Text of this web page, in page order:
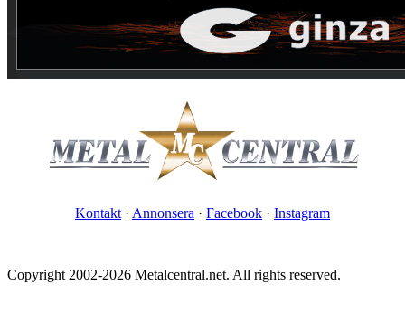
Kontakt · Annonsera · Facebook · Instagram
Copyright 2002-2026 Metalcentral.net. All rights reserved.